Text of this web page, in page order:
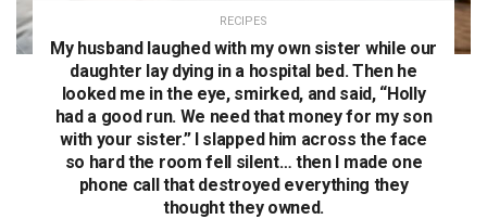
RECIPES
My husband laughed with my own sister while our
daughter lay dying in a hospital bed. Then he
looked me in the eye, smirked, and said, “Holly
had a good run. We need that money for my son
with your sister.” I slapped him across the face
so hard the room fell silent… then I made one
phone call that destroyed everything they
thought they owned.